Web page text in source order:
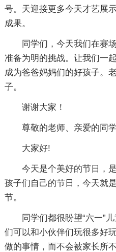
号。天迎接更多今天才艺展
成果。
同学们，今天我们在赛
准备为明的挑战。让我们一
成为爸爸妈妈们的好孩子。
子。
谢谢大家！
尊敬的老师、亲爱的同学
大家好!
今天是个美好的节日，
孩子们自己的节日，今天就
节。
同学们都很盼望“六一”
们可以和小伙伴们玩很多好
做的事情，而不会被家长所